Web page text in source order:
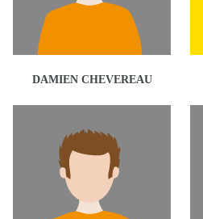
DAMIEN CHEVEREAU